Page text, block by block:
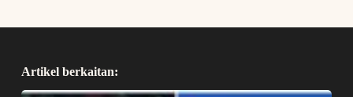
Artikel berkaitan: